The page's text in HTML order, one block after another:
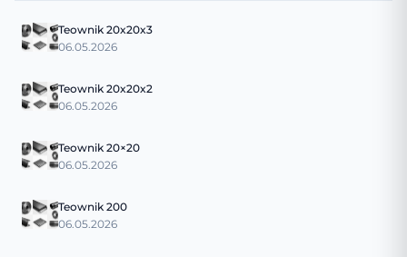
Teownik 20x20x3
06.05.2026
Teownik 20x20x2
06.05.2026
Teownik 20×20
06.05.2026
Teownik 200
06.05.2026